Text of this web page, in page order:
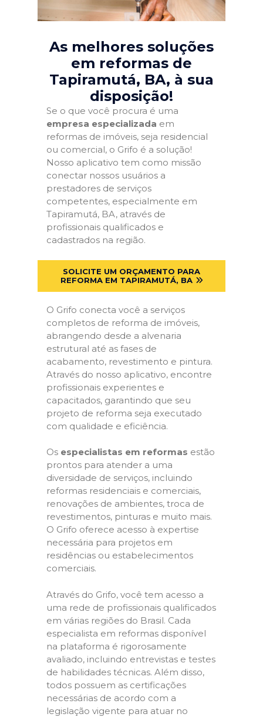
As melhores soluções
em reformas de
Tapiramutá, BA, à sua
disposição!
Se o que você procura é uma
empresa especializada em
reformas de imóveis, seja residencial
ou comercial, o Grifo é a solução!
Nosso aplicativo tem como missão
conectar nossos usuários a
prestadores de serviços
competentes, especialmente em
Tapiramutá, BA, através de
profissionais qualificados e
cadastrados na região.
SOLICITE UM ORÇAMENTO PARA
REFORMA EM TAPIRAMUTÁ, BA
O Grifo conecta você a serviços
completos de reforma de imóveis,
abrangendo desde a alvenaria
estrutural até as fases de
acabamento, revestimento e pintura.
Através do nosso aplicativo, encontre
profissionais experientes e
capacitados, garantindo que seu
projeto de reforma seja executado
com qualidade e eficiência.
Os especialistas em reformas estão
prontos para atender a uma
diversidade de serviços, incluindo
reformas residenciais e comerciais,
renovações de ambientes, troca de
revestimentos, pinturas e muito mais.
O Grifo oferece acesso à expertise
necessária para projetos em
residências ou estabelecimentos
comerciais.
Através do Grifo, você tem acesso a
uma rede de profissionais qualificados
em várias regiões do Brasil. Cada
especialista em reformas disponível
na plataforma é rigorosamente
avaliado, incluindo entrevistas e testes
de habilidades técnicas. Além disso,
todos possuem as certificações
necessárias de acordo com a
legislação vigente para atuar no